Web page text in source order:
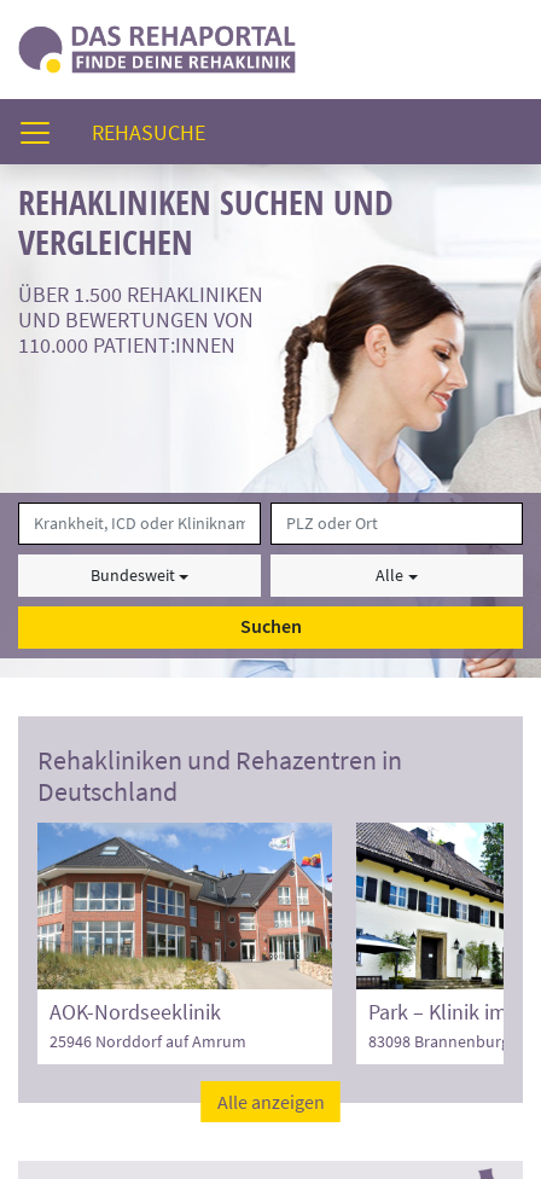
REHASUCHE(AKTUELL)
REHAKLINIKEN SUCHEN UND
VERGLEICHEN
ÜBER 1.500 REHAKLINIKEN
UND BEWERTUNGEN VON
110.000 PATIENT:INNEN
Bundesweit Alle
Suchen
Rehakliniken und Rehazentren in
Deutschland
AOK-Nordseeklinik
25946 Norddorf auf Amrum 83098 Brannenburg
Alle anzeigen